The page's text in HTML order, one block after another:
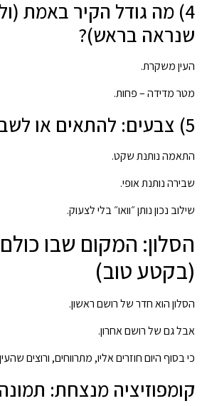
4) מה גודל הקיר באמת
שנראה בראש)?
העין משקרת.
מטר מדידה – פחות.
5) צבעים: להתאים או לשבור?
התאמה נותנת שקט.
שבירה נותנת אופי.
שילוב נכון נותן ״וואו״ בלי לצעוק.
הסלון: המקום שבו
(בקטע טוב)
הסלון הוא חדר של רושם ראשון.
אבל גם של רושם אחרון.
כי בסוף היום חוזרים אליו, מתרווחים, ורוצים
קומפוזיציה מנצחת: